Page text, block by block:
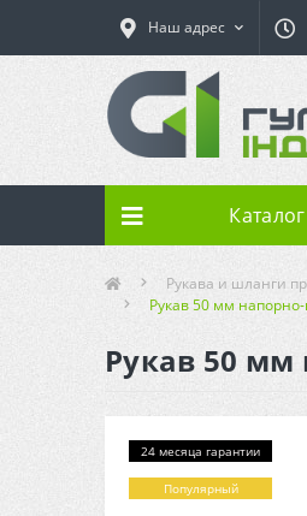
Наш адрес
Каталог
Рукава и шланги
Рукав 50 мм
Рукав 50 мм
24 месяца гарантии
Популярный